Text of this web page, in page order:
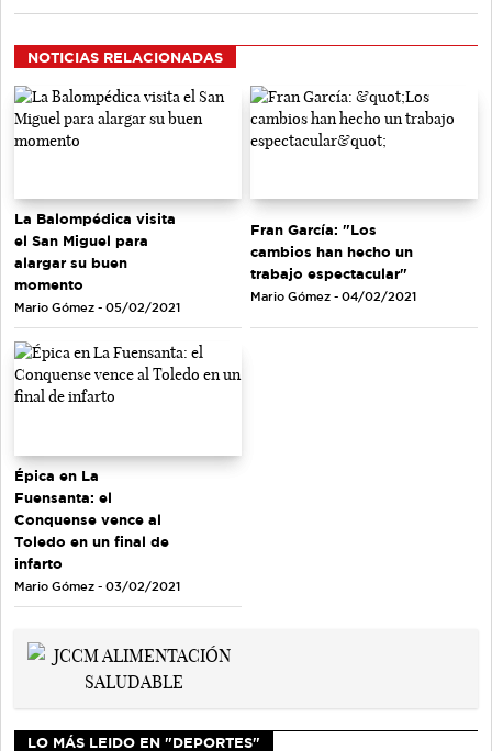
NOTICIAS RELACIONADAS
La Balompédica visita
el San Miguel para
alargar su buen
momento
Mario Gómez - 05/02/2021
Fran García: "Los
cambios han hecho un
trabajo espectacular"
Mario Gómez - 04/02/2021
Épica en La
Fuensanta: el
Conquense vence al
Toledo en un final de
infarto
Mario Gómez - 03/02/2021
LO MÁS LEIDO EN "DEPORTES"